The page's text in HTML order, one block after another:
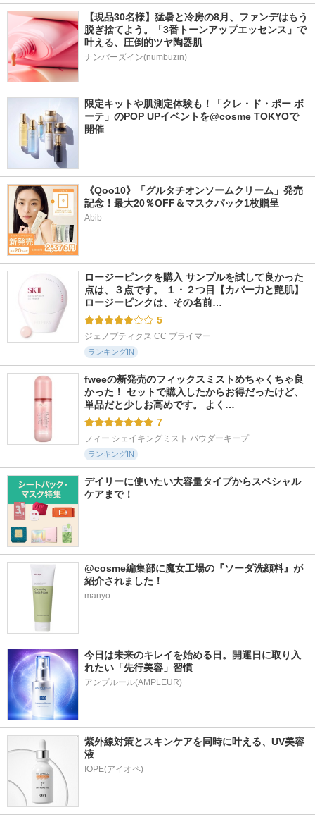
【現品30名様】猛暑と冷房の8月、ファンデはもう
脱ぎ捨てよう。「3番トーンアップエッセンス」で
叶える、圧倒的ツヤ陶器肌
ナンバーズイン(numbuzin)
限定キットや肌測定体験も！「クレ・ド・ポー ボ
ーテ」のPOP UPイベントを@cosme TOKYOで
開催
《Qoo10》「グルタチオンソームクリーム」発売
記念！最大20％OFF＆マスクパック1枚贈呈
Abib
ロージーピンクを購入 サンプルを試して良かった
点は、３点です。 １・２つ目【カバー力と艶肌】
ロージーピンクは、その名前…
5
ジェノプティクス CC プライマー
ランキングIN
fweeの新発売のフィックスミストめちゃくちゃ良
かった！ セットで購入したからお得だったけど、
単品だと少しお高めです。 よく…
7
フィー シェイキングミスト パウダーキープ
ランキングIN
デイリーに使いたい大容量タイプからスペシャル
ケアまで！
@cosme編集部に魔女工場の『ソーダ洗顔料』が
紹介されました！
manyo
今日は未来のキレイを始める日。開運日に取り入
れたい「先行美容」習慣
アンプルール(AMPLEUR)
紫外線対策とスキンケアを同時に叶える、UV美容
液